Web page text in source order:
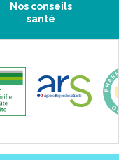
Nos conseils
santé